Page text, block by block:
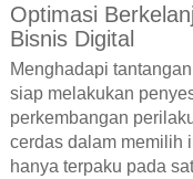
Optimasi
Bisnis Digital
Menghadapi
siap melakukan
perkembangan
cerdas dalam memilih
hanya terpaku pada